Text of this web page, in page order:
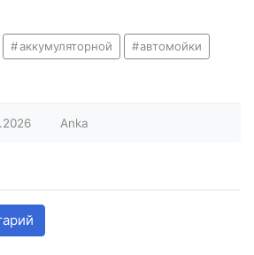
аккумуляторной автомойки
Anka